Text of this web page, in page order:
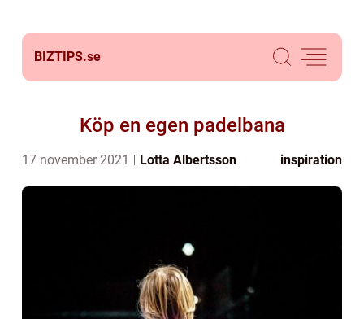
BIZTIPS.se
Köp en egen padelbana
17 november 2021 Lotta Albertsson inspiration